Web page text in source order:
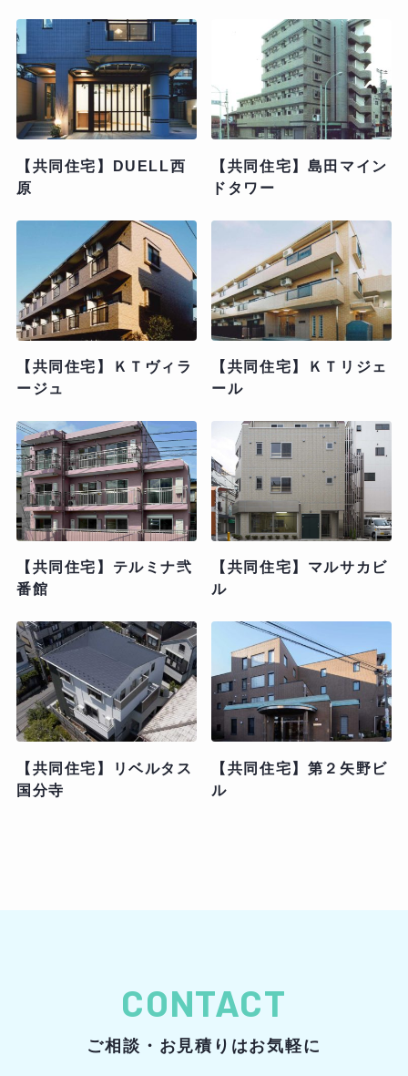
【共同住宅】DUELL西
原
【共同住宅】島田マイン
ドタワー
【共同住宅】ＫＴヴィラ
ージュ
【共同住宅】ＫＴリジェ
ール
【共同住宅】テルミナ弐
番館
【共同住宅】マルサカビ
ル
【共同住宅】リベルタス
国分寺
【共同住宅】第２矢野ビ
ル
CONTACT
ご相談・お見積りはお気軽に